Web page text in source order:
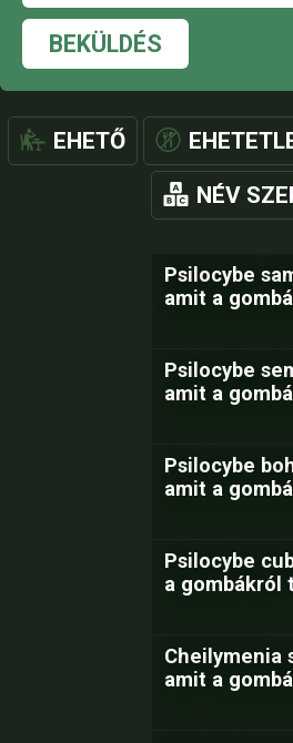
BEKÜLDÉS
EHETŐ
NÉV
Psilocybe
amit a
Psilocybe
amit a
Psilocybe
amit a
Psilocybe
a gombákról
Cheilymenia
amit a